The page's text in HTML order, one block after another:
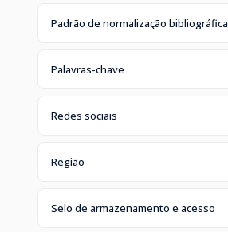
Padrão de normalização bibliográfica
Palavras-chave
Redes sociais
Região
Selo de armazenamento e acesso